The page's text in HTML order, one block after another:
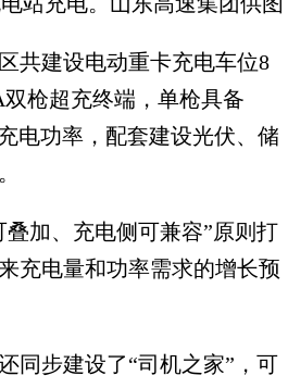
建设电动重卡充电车位8
枪超充终端，单枪具备
电功率，配套建设光伏、储
加、充电侧可兼容”原则打
充电量和功率需求的增长预
步建设了“司机之家”，可